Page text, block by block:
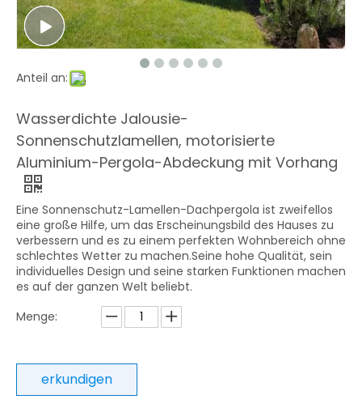
Anteil an:
Wasserdichte Jalousie-
Sonnenschutzlamellen, motorisierte
Aluminium-Pergola-Abdeckung mit Vorhang
Eine Sonnenschutz-Lamellen-Dachpergola ist zweifellos
eine große Hilfe, um das Erscheinungsbild des Hauses zu
verbessern und es zu einem perfekten Wohnbereich ohne
schlechtes Wetter zu machen.Seine hohe Qualität, sein
individuelles Design und seine starken Funktionen machen
es auf der ganzen Welt beliebt.
Menge:
erkundigen